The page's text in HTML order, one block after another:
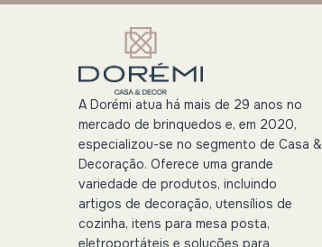
A Dorémi atua há mais de 29 anos no
mercado de brinquedos e, em 2020,
especializou-se no segmento de Casa &
Decoração. Oferece uma grande
variedade de produtos, incluindo
artigos de decoração, utensílios de
cozinha, itens para mesa posta,
eletroportáteis e soluções para